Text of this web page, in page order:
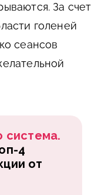
За счет
голеней
сеансов
система.
4
от